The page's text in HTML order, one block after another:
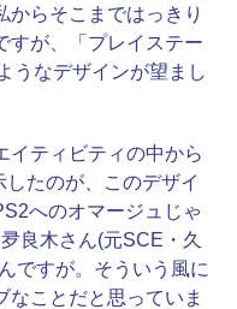
からそこまではっきり
すが、「プレイステー
うなデザインが望まし
ティビティの中から
したのが、このデザイ
へのオマージュじゃ
良木さん(元SCE・久
ですが。そういう風に
なことだと思っていま